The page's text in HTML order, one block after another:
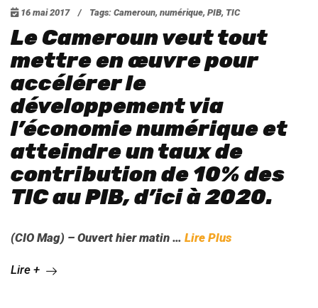
16 mai 2017 / Tags: Cameroun, numérique, PIB, TIC
Le Cameroun veut tout
mettre en œuvre pour
accélérer le
développement via
l’économie numérique et
atteindre un taux de
contribution de 10% des
TIC au PIB, d’ici à 2020.
(CIO Mag) – Ouvert hier matin … Lire Plus
Lire +